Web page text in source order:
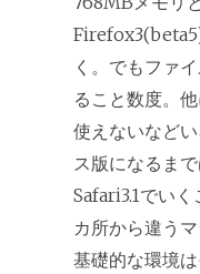
く。でもファ
ること数度。
使えないなど
ス版になるま
Safari3.1でい
カ所から違う
基礎的な環境は